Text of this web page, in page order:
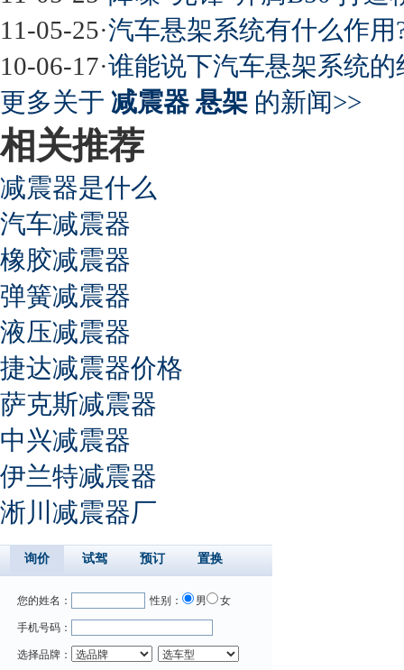
11-05-25·汽车悬架系统有什么作用
10-06-17·谁能说下汽车悬架系统的
更多关于 减震器 悬架 的新闻>>
相关推荐
减震器是什么
汽车减震器
橡胶减震器
弹簧减震器
液压减震器
捷达减震器价格
萨克斯减震器
中兴减震器
伊兰特减震器
淅川减震器厂
询价 试驾 预订 置换
您的姓名： 性别： 男 女
手机号码：
选择品牌：